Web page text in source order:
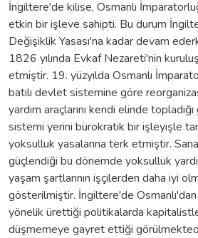
İngiltere'de kilise, Osmanlı
etkin bir işleve sahipti. Bu durum
Değişiklik Yasası'na kadar devam
1826 yılında Evkaf Nezareti'nin
etmiştir. 19. yüzyılda Osmanlı
batılı devlet sistemine göre
yardım araçlarını kendi elinde
sistemi yerini bürokratik bir işleyişle
yoksulluk yasalarına terk etmiştir.
güçlendiği bu dönemde yoksulluk
yaşam şartlarının işçilerden daha iyi
gösterilmiştir. İngiltere'de
yönelik ürettiği politikalarda
düşmemeye gayret ettiği